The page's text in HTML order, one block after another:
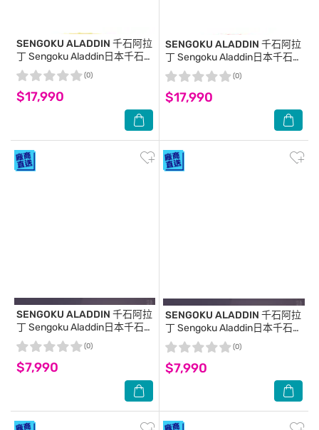
SENGOKU ALADDIN 千石阿拉
丁Sengoku Aladdin日本千石
阿拉丁卡式瓦斯暖爐-特殊黃
$17,990
(0)
SENGOKU ALADDIN 千石阿拉
丁Sengoku Aladdin日本千石阿
拉丁卡式瓦斯暖爐-特殊紅
$17,990
(0)
SENGOKU ALADDIN 千石阿拉
丁Sengoku Aladdin日本千石
阿拉丁神燈音箱-質感沙
$7,990
(0)
SENGOKU ALADDIN 千石阿拉
丁Sengoku Aladdin日本千石阿
拉丁神燈音箱-英倫紅
$7,990
(0)